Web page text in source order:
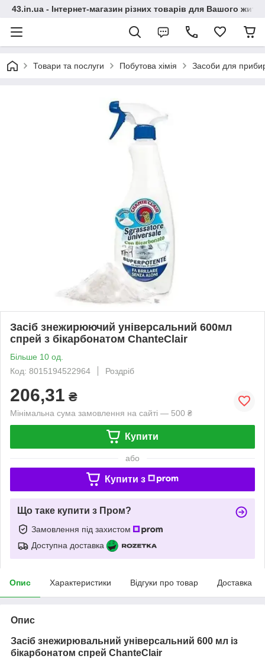
43.in.ua - Інтернет-магазин різних товарів для Вашого
Товари та послуги Побутова хімія Засоби для
Засіб знежирюючий універсальний 600мл
спрей з бікарбонатом ChanteClair
Більше 10 од.
Код: 8015194522964
Роздріб
206,31 ₴
Мінімальна сума замовлення на сайті — 500 ₴
Купити
або
Купити з
Що таке купити з Пром?
Замовлення під захистом
Доступна доставка
Опис Характеристики Відгуки про товар Доставка
Опис
Засіб знежирювальний універсальний 600 мл із
бікарбонатом спрей ChanteClair